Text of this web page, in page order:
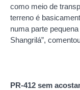
como meio de
terreno é
numa parte
Shangrilá”,
PR-412 sem